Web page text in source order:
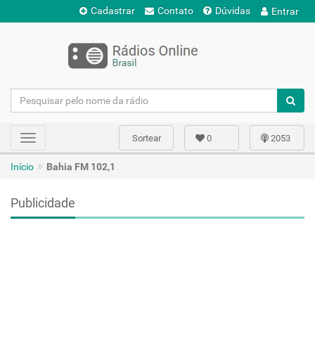
Cadastrar Contato Dúvidas Entrar
Toggle
navigation
2053
0
Sortear
Início Bahia FM 102,1
Publicidade